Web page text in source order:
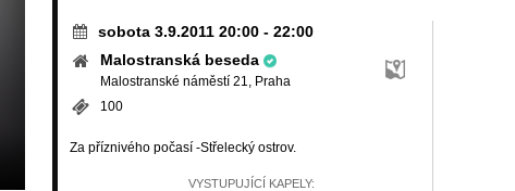
sobota 3.9.2011 20:00 - 22:00
Malostranská beseda
Malostranské náměstí 21, Praha
100
Za příznivého počasí -Střelecký ostrov.
VYSTUPUJÍCÍ KAPELY: